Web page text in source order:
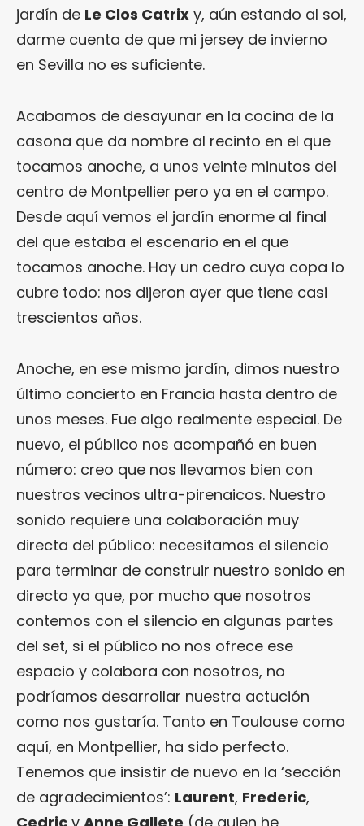
jardín de Le Clos Catrix y, aún estando al sol,
darme cuenta de que mi jersey de invierno
en Sevilla no es suficiente.
Acabamos de desayunar en la cocina de la
casona que da nombre al recinto en el que
tocamos anoche, a unos veinte minutos del
centro de Montpellier pero ya en el campo.
Desde aquí vemos el jardín enorme al final
del que estaba el escenario en el que
tocamos anoche. Hay un cedro cuya copa lo
cubre todo: nos dijeron ayer que tiene casi
trescientos años.
Anoche, en ese mismo jardín, dimos nuestro
último concierto en Francia hasta dentro de
unos meses. Fue algo realmente especial. De
nuevo, el público nos acompañó en buen
número: creo que nos llevamos bien con
nuestros vecinos ultra-pirenaicos. Nuestro
sonido requiere una colaboración muy
directa del público: necesitamos el silencio
para terminar de construir nuestro sonido en
directo ya que, por mucho que nosotros
contemos con el silencio en algunas partes
del set, si el público no nos ofrece ese
espacio y colabora con nosotros, no
podríamos desarrollar nuestra actución
como nos gustaría. Tanto en Toulouse como
aquí, en Montpellier, ha sido perfecto.
Tenemos que insistir de nuevo en la ‘sección
de agradecimientos’: Laurent, Frederic,